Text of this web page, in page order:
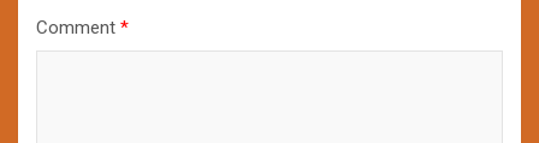
Comment *